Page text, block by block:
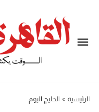
الرئيسية » الخليج اليوم